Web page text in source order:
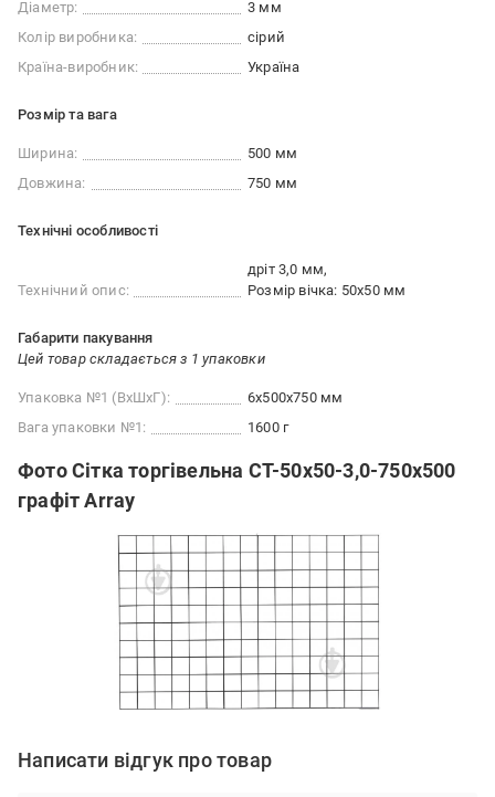
Діаметр:
3 мм
Колір виробника:
сірий
Країна-виробник:
Україна
Розмір та вага
Ширина:
500 мм
Довжина:
750 мм
Технічні особливості
Технічний опис:
дріт 3,0 мм
Розмір вічка: 50х50 мм
Габарити пакування
Цей товар складається з 1 упаковки
Упаковка №1 (ВхШхГ):
6x500x750 мм
Вага упаковки №1:
1600 г
Фото Сітка торгівельна СТ-50х50-3,0-750х500
графіт Array
Написати відгук про товар